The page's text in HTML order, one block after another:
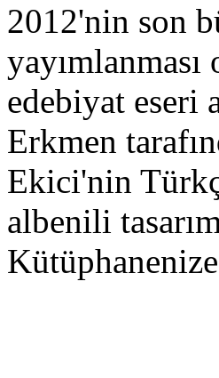
2012'nin son
edebiyat eseri
Erkmen
Ekici'nin
albenili